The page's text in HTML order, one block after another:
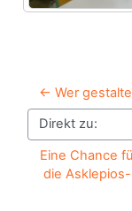
← Wer
Direkt zu:
Eine Chance
die